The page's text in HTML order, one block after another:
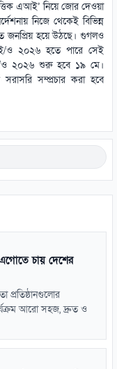
এআই’ নিয়ে জোর দেওয়া
নিজে থেকেই বিভিন্ন
জনপ্রিয় হয়ে উঠছে। গুগলও
ও ২০২৬ হতে পারে সেই
ও ২০২৬ শুরু হবে ১৯ মে।
সরাসরি সম্প্রচার করা হবে
চায় দেশের
প্রতিষ্ঠানগুলোর
আরো সহজ, দ্রুত ও